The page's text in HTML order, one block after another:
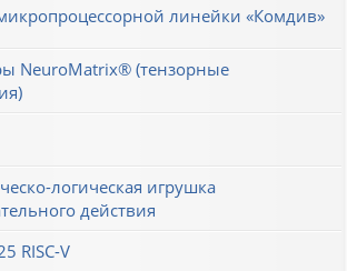
линейки «Комдив»
NeuroMatrix® (тензорные
логическая игрушка
действия
RISC-V